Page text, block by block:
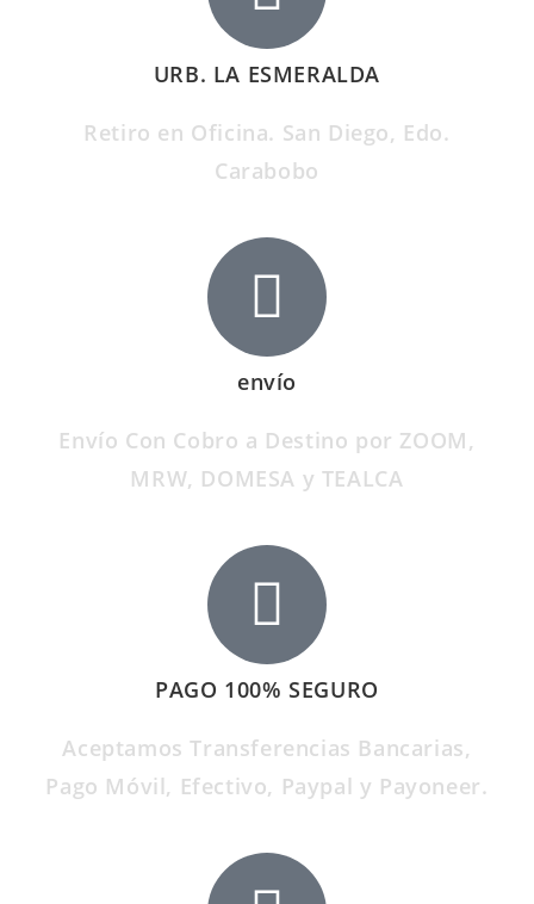
URB. LA ESMERALDA
Retiro en Oficina. San Diego, Edo.
Carabobo
envío
Envío Con Cobro a Destino por ZOOM,
MRW, DOMESA y TEALCA
PAGO 100% SEGURO
Aceptamos Transferencias Bancarias,
Pago Móvil, Efectivo, Paypal y Payoneer.